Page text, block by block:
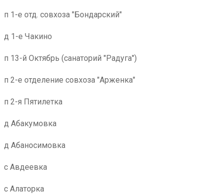
п 1-е отд. совхоза "Бондарский"
д 1-е Чакино
п 13-й Октябрь (санаторий "Радуга")
п 2-е отделение совхоза "Арженка"
п 2-я Пятилетка
д Абакумовка
д Абаносимовка
с Авдеевка
с Алаторка